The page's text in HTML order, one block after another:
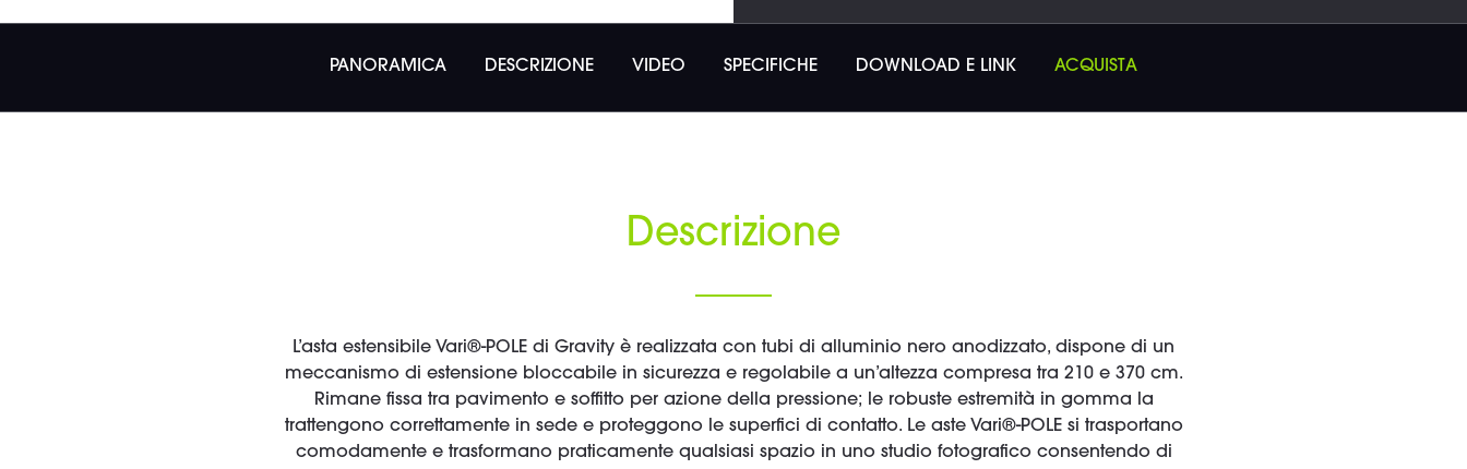
PANORAMICA DESCRIZIONE VIDEO SPECIFICHE DOWNLOAD E LINK ACQUISTA
Descrizione
L’asta estensibile Vari®-POLE di Gravity è realizzata con tubi di alluminio nero anodizzato, dispone di un
meccanismo di estensione bloccabile in sicurezza e regolabile a un’altezza compresa tra 210 e 370 cm.
Rimane fissa tra pavimento e soffitto per azione della pressione; le robuste estremità in gomma la
trattengono correttamente in sede e proteggono le superfici di contatto. Le aste Vari®-POLE si trasportano
comodamente e trasformano praticamente qualsiasi spazio in uno studio fotografico consentendo di